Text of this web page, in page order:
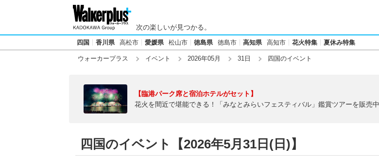
次の楽しいが見つかる。
四国 香川県 高松市 愛媛県 松山市 徳島県 徳島市 高知県 高知市 花火特集 夏休み特集
ウォーカープラス イベント 2026年05月 31日 四国のイベント
【臨港パーク席と宿泊ホテルがセット】
花火を間近で堪能できる！「みなとみらいフェスティバル」鑑賞ツアーを販売中
四国のイベント【2026年5月31日(日)】